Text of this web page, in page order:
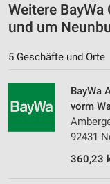
Weitere
und um
5 Geschäfte und Orte
BayWa
vorm
92431
360,23